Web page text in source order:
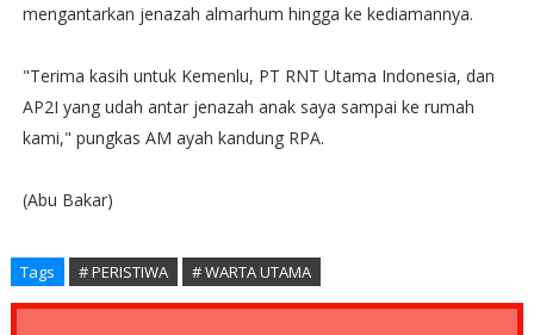
mengantarkan jenazah almarhum hingga ke kediamannya.
"Terima kasih untuk Kemenlu, PT RNT Utama Indonesia, dan
AP2I yang udah antar jenazah anak saya sampai ke rumah
kami," pungkas AM ayah kandung RPA.
(Abu Bakar)
Tags # PERISTIWA # WARTA UTAMA